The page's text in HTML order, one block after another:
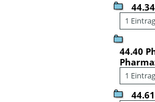
1 Eintrag
44.40
1 Eintrag